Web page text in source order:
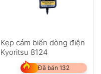
Kẹp cảm biến dòng điện
Kyoritsu 8124
Đã bán 132